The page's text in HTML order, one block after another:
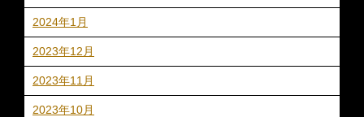
2024年1月
2023年12月
2023年11月
2023年10月